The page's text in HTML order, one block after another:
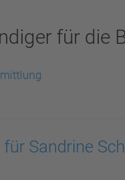
für die
Sandrine